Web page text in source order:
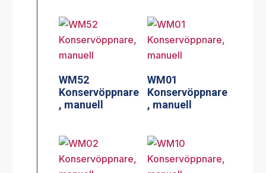
WM52
Konservöppnare
, manuell
WM01
Konservöppnare
, manuell